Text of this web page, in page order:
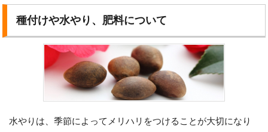
種付けや水やり、肥料について
水やりは、季節によってメリハリをつけることが大切になり